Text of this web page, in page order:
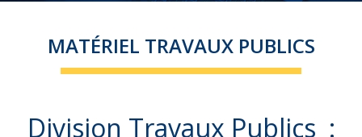
MATÉRIEL TRAVAUX PUBLICS
Division Travaux Publics :